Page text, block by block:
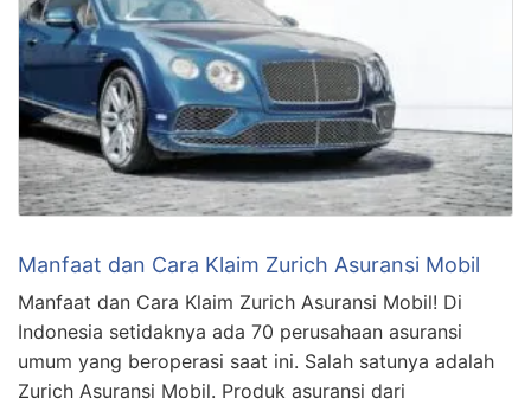
Manfaat dan Cara Klaim Zurich Asuransi Mobil
Manfaat dan Cara Klaim Zurich Asuransi Mobil! Di
Indonesia setidaknya ada 70 perusahaan asuransi
umum yang beroperasi saat ini. Salah satunya adalah
Zurich Asuransi Mobil. Produk asuransi dari